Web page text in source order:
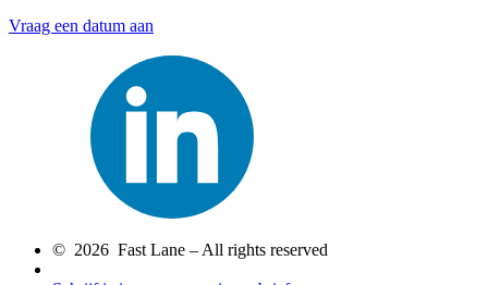
Vraag een datum aan
© 2026 Fast Lane – All rights reserved